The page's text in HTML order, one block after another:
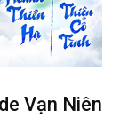
Vạn Niên